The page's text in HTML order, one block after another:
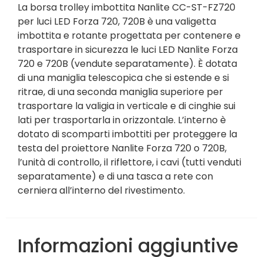
La borsa trolley imbottita Nanlite CC-ST-FZ720
per luci LED Forza 720, 720B è una valigetta
imbottita e rotante progettata per contenere e
trasportare in sicurezza le luci LED Nanlite Forza
720 e 720B (vendute separatamente). È dotata
di una maniglia telescopica che si estende e si
ritrae, di una seconda maniglia superiore per
trasportare la valigia in verticale e di cinghie sui
lati per trasportarla in orizzontale. L’interno è
dotato di scomparti imbottiti per proteggere la
testa del proiettore Nanlite Forza 720 o 720B,
l’unità di controllo, il riflettore, i cavi (tutti venduti
separatamente) e di una tasca a rete con
cerniera all’interno del rivestimento.
Informazioni aggiuntive